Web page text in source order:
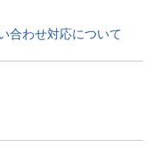
合わせ対応について